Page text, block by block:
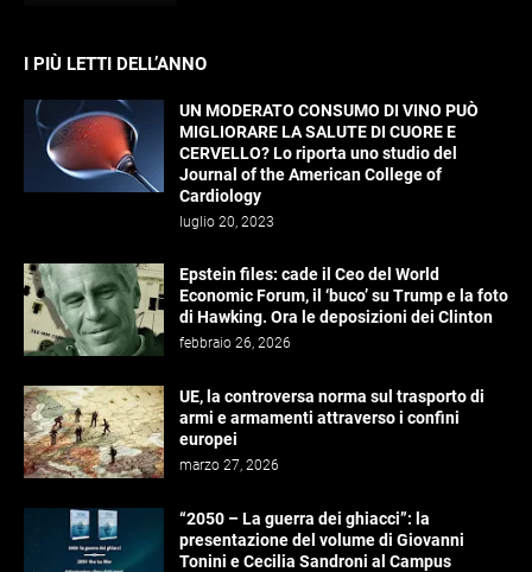
I PIÙ LETTI DELL’ANNO
UN MODERATO CONSUMO DI VINO PUÒ
MIGLIORARE LA SALUTE DI CUORE E
CERVELLO? Lo riporta uno studio del
Journal of the American College of
Cardiology
luglio 20, 2023
Epstein files: cade il Ceo del World
Economic Forum, il ‘buco’ su Trump e la foto
di Hawking. Ora le deposizioni dei Clinton
febbraio 26, 2026
UE, la controversa norma sul trasporto di
armi e armamenti attraverso i confini
europei
marzo 27, 2026
“2050 – La guerra dei ghiacci”: la
presentazione del volume di Giovanni
Tonini e Cecilia Sandroni al Campus